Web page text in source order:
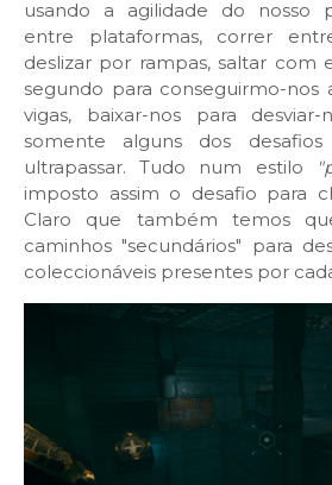
usando a agilidade do nosso
entre plataformas, correr
deslizar por rampas, saltar com
segundo para conseguirmo-nos
vigas, baixar-nos para
somente alguns dos
ultrapassar. Tudo num estilo
imposto assim o desafio para
Claro que também temos
caminhos "secundários" para
coleccionáveis presentes por